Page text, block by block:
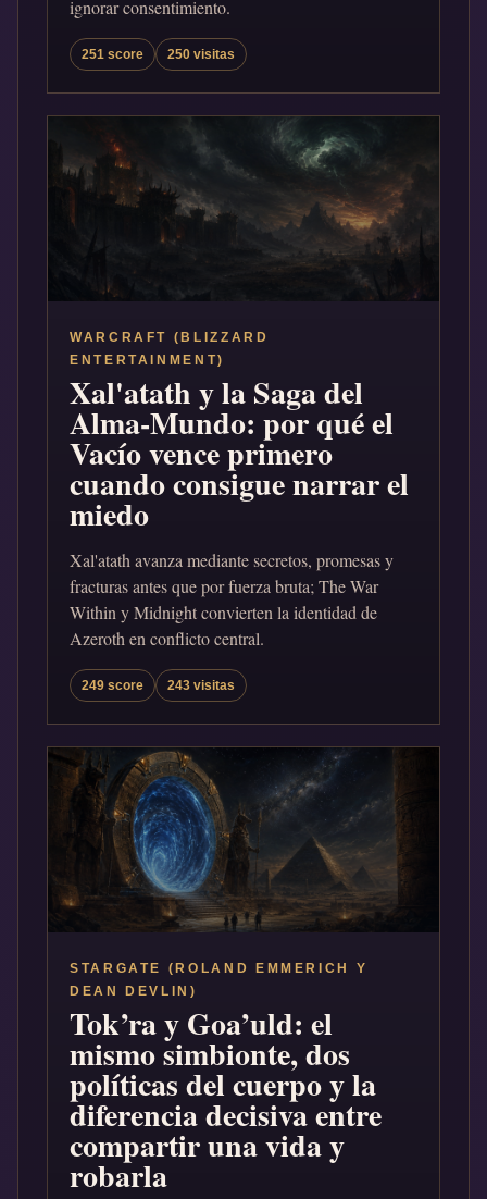
ignorar consentimiento.
251 score 250 visitas
WARCRAFT (BLIZZARD
ENTERTAINMENT)
Xal'atath y la Saga del
Alma-Mundo: por qué el
Vacío vence primero
cuando consigue narrar el
miedo
Xal'atath avanza mediante secretos, promesas y
fracturas antes que por fuerza bruta; The War
Within y Midnight convierten la identidad de
Azeroth en conflicto central.
249 score 243 visitas
STARGATE (ROLAND EMMERICH Y
DEAN DEVLIN)
Tok’ra y Goa’uld: el
mismo simbionte, dos
políticas del cuerpo y la
diferencia decisiva entre
compartir una vida y
robarla